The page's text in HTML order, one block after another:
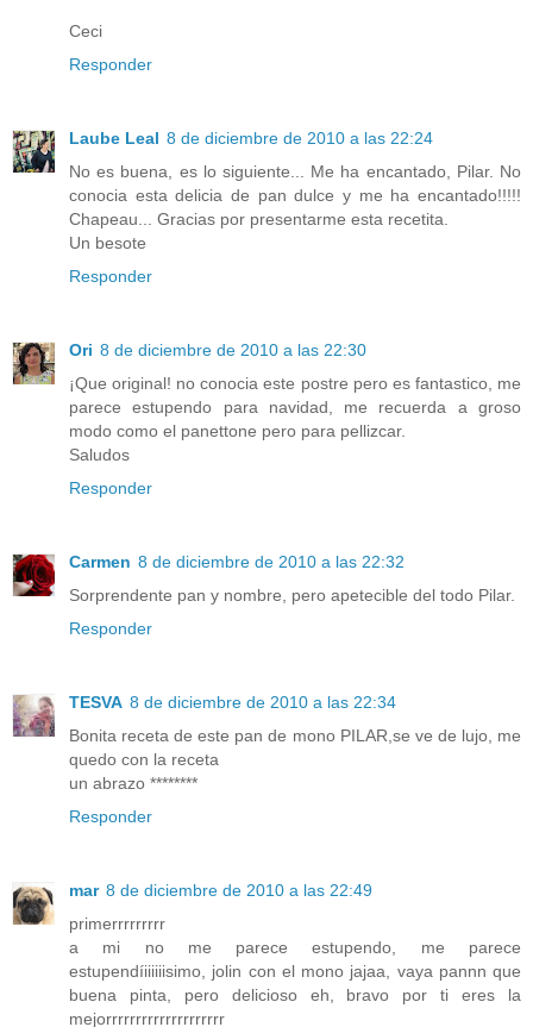
Ceci
Responder
Laube Leal 8 de diciembre de 2010 a las 22:24
No es buena, es lo siguiente... Me ha encantado, Pilar. No
conocia esta delicia de pan dulce y me ha encantado!!!!!
Chapeau... Gracias por presentarme esta recetita.
Un besote
Responder
Ori 8 de diciembre de 2010 a las 22:30
¡Que original! no conocia este postre pero es fantastico, me
parece estupendo para navidad, me recuerda a groso
modo como el panettone pero para pellizcar.
Saludos
Responder
Carmen 8 de diciembre de 2010 a las 22:32
Sorprendente pan y nombre, pero apetecible del todo Pilar.
Responder
TESVA 8 de diciembre de 2010 a las 22:34
Bonita receta de este pan de mono PILAR,se ve de lujo, me
quedo con la receta
un abrazo ********
Responder
mar 8 de diciembre de 2010 a las 22:49
primerrrrrrrrr
a mi no me parece estupendo, me parece
estupendíiiiiiisimo, jolin con el mono jajaa, vaya pannn que
buena pinta, pero delicioso eh, bravo por ti eres la
mejorrrrrrrrrrrrrrrrrrrr